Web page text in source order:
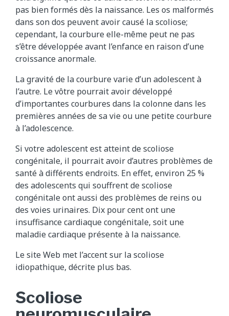
pas bien formés dès la naissance. Les os malformés
dans son dos peuvent avoir causé la scoliose;
cependant, la courbure elle-même peut ne pas
s’être développée avant l’enfance en raison d’une
croissance anormale.
La gravité de la courbure varie d’un adolescent à
l’autre. Le vôtre pourrait avoir développé
d’importantes courbures dans la colonne dans les
premières années de sa vie ou une petite courbure
à l’adolescence.
Si votre adolescent est atteint de scoliose
congénitale, il pourrait avoir d’autres problèmes de
santé à différents endroits. En effet, environ 25 %
des adolescents qui souffrent de scoliose
congénitale ont aussi des problèmes de reins ou
des voies urinaires. Dix pour cent ont une
insuffisance cardiaque congénitale, soit une
maladie cardiaque présente à la naissance.
Le site Web met l’accent sur la scoliose
idiopathique, décrite plus bas.
Scoliose